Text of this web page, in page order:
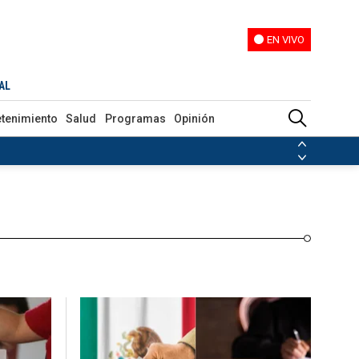
EN VIVO
Salud Programas Opinión
Venezuela Nicolás Maduro
de las FARC